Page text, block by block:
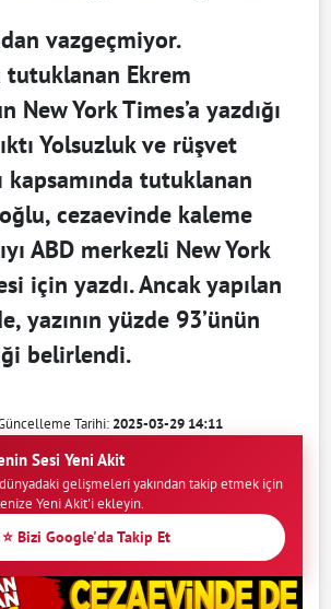
vazgeçmiyor.
tutuklanan Ekrem
New York Times’a yazdığı
Yolsuzluk ve rüşvet
kapsamında tutuklanan
cezaevinde kaleme
ABD merkezli New York
için yazdı. Ancak yapılan
yazının yüzde 93’ünün
belirlendi.
Tarihi:2025-03-29 14:11
Sesi Yeni Akit
gelişmeleri yakından takip etmek için
Yeni Akit'i ekleyin.
⭐ Bizi Google'da Takip Et